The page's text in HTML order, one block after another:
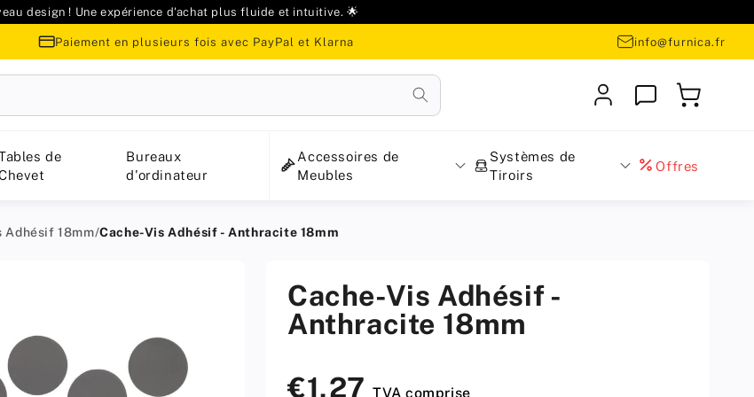
design ! Une expérience d'achat plus fluide et intuitive. 🌟
Paiement en plusieurs fois avec PayPal et Klarna info@furnica.fr
connecter
Panier
de
Bureaux
d'ordinateur
Accessoires de
Meubles
Systèmes de
Tiroirs
Offres
Adhésif 18mm/Cache-Vis Adhésif - Anthracite 18mm
Cache-Vis Adhésif -
Anthracite 18mm
Prix
€1,27 TVA comprise